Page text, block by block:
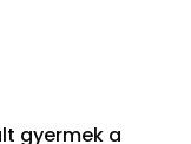
gyermek a